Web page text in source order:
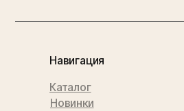
Навигация
Новинки
Каталог